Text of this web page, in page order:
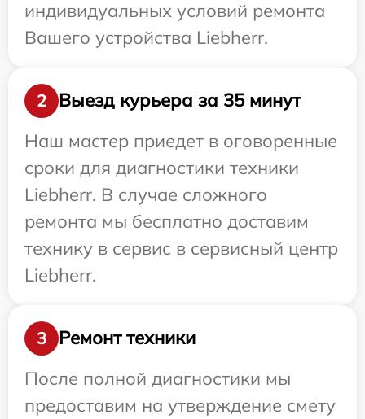
индивидуальных условий ремонта
Вашего устройства Liebherr.
2
Выезд курьера за 35 минут
Наш мастер приедет в оговоренные
сроки для диагностики техники
Liebherr. В случае сложного
ремонта мы бесплатно доставим
технику в сервис в сервисный центр
Liebherr.
3
Ремонт техники
После полной диагностики мы
предоставим на утверждение смету